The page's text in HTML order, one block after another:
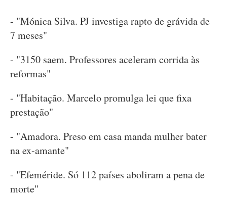
- "Mónica Silva. PJ investiga rapto de grávida de
7 meses"
- "3150 saem. Professores aceleram corrida às
reformas"
- "Habitação. Marcelo promulga lei que fixa
prestação"
- "Amadora. Preso em casa manda mulher bater
na ex-amante"
- "Efeméride. Só 112 países aboliram a pena de
morte"